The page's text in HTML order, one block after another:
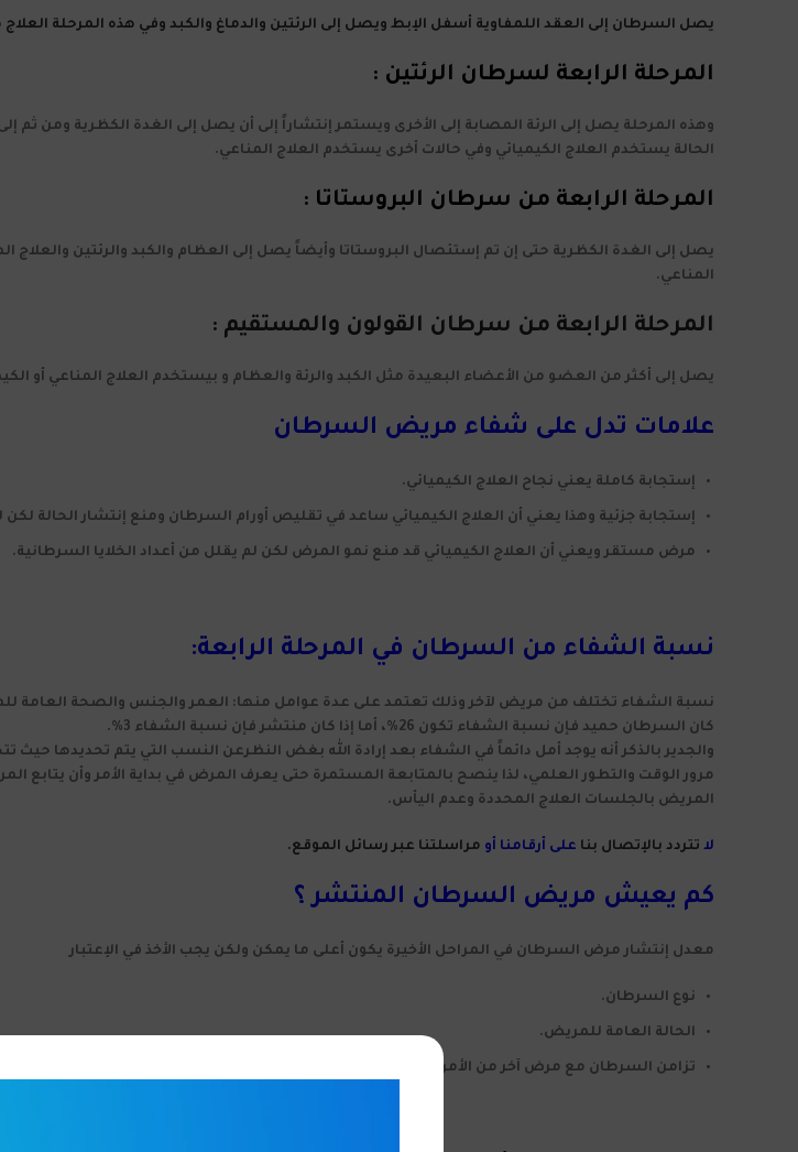
يصل السرطان إلى العقد اللمفاوية أسفل الإبط ويصل إلى الرئتين والدماغ والكبد وفي هذه المرحلة العلاج
المرحلة الرابعة لسرطان الرئتين :
وهذه المرحلة يصل إلى الرئة المصابة إلى الأخرى ويستمر إنتشاراً إلى أن يصل إلى الغدة الكظرية ومن ثم
الحالة يستخدم العلاج الكيميائي وفي حالات أخرى يستخدم العلاج المناعي.
المرحلة الرابعة من سرطان البروستاتا :
يصل إلى الغدة الكظرية حتى إن تم إستئصال البروستاتا وأيضاً يصل إلى العظام والكبد والرئتين والعلاج
المناعي.
المرحلة الرابعة من سرطان القولون والمستقيم :
يصل إلى أكثر من العضو من الأعضاء البعيدة مثل الكبد والرئة والعظام و بيستخدم العلاج المناعي أو
علامات تدل على شفاء مريض السرطان
إستجابة كاملة يعني نجاح العلاج الكيميائي.
إستجابة جزئية وهذا يعني أن العلاج الكيميائي ساعد في تقليص أورام السرطان ومنع إنتشار الحالة لكن
مرض مستقر ويعني أن العلاج الكيميائي قد منع نمو المرض لكن لم يقلل من أعداد الخلايا السرطانية.
نسبة الشفاء من السرطان في المرحلة الرابعة:
نسبة الشفاء تختلف من مريض لآخر وذلك تعتمد على عدة عوامل منها: العمر والجنس والصحة العامة
كان السرطان حميد فإن نسبة الشفاء تكون 26%، أما إذا كان منتشر فإن نسبة الشفاء 3%.
والجدير بالذكر أنه يوجد أمل دائماً في الشفاء بعد إرادة الله بغض النظرعن النسب التي يتم تحديدها حيث
مرور الوقت والتطور العلمي، لذا ينصح بالمتابعة المستمرة حتى يعرف المرض في بداية الأمر وأن يتابع
المريض بالجلسات العلاج المحددة وعدم اليأس.
لا تتردد بالإتصال بنا على أرقامنا أو مراسلتنا عبر رسائل الموقع.
كم يعيش مريض السرطان المنتشر ؟
معدل إنتشار مرض السرطان في المراحل الأخيرة يكون أعلى ما يمكن ولكن يجب الأخذ في الإعتبار
نوع السرطان.
الحالة العامة للمريض.
تزامن السرطان مع مرض آخر من الأمراض.